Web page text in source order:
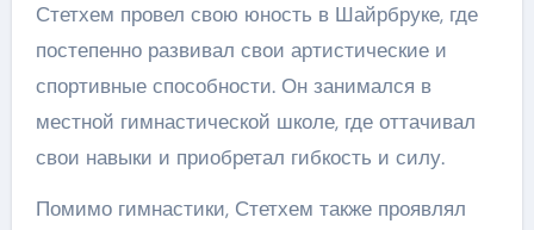
Стетхем провел свою юность в Шайрбруке, где
постепенно развивал свои артистические и
спортивные способности. Он занимался в
местной гимнастической школе, где оттачивал
свои навыки и приобретал гибкость и силу.
Помимо гимнастики, Стетхем также проявлял